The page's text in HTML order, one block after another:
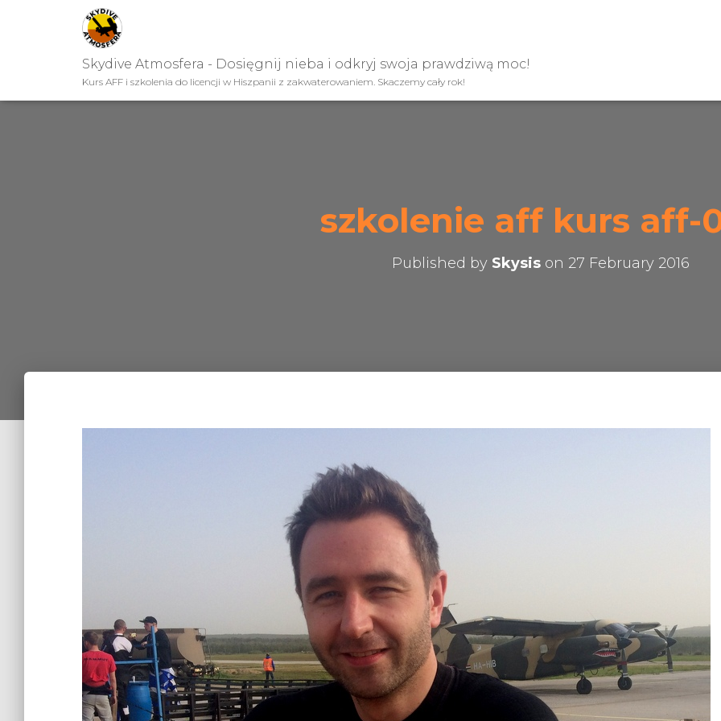
Skydive Atmosfera - Dosięgnij nieba i odkryj swoja prawdziwą moc!
Kurs AFF i szkolenia do licencji w Hiszpanii z zakwaterowaniem. Skaczemy cały rok!
szkolenie aff kurs aff-
Published by Skysis on 27 February 2016